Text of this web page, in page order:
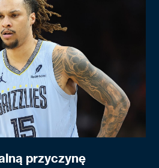
przyczynę